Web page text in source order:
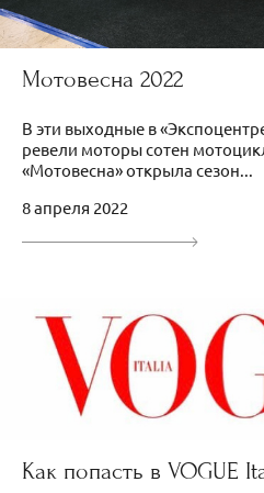
Мотовесна 2022
В эти выходные в
ревели моторы сотен
«Мотовесна» открыла сезон...
8 апреля 2022
Как попасть в VOGUE